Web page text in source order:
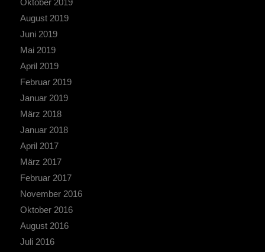
Oktober 2019
August 2019
Juni 2019
Mai 2019
April 2019
Februar 2019
Januar 2019
März 2018
Januar 2018
April 2017
März 2017
Februar 2017
November 2016
Oktober 2016
August 2016
Juli 2016